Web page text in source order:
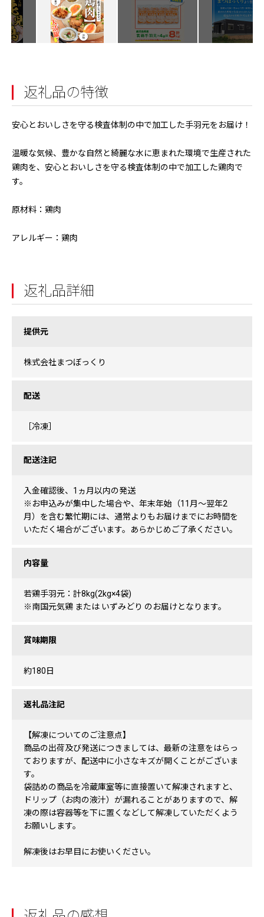
返礼品の特徴
安心とおいしさを守る検査体制の中で加工した手羽元をお届け！
温暖な気候、豊かな自然と綺麗な水に恵まれた環境で生産された
鶏肉を、安心とおいしさを守る検査体制の中で加工した鶏肉で
す。
原材料：鶏肉
アレルギー：鶏肉
返礼品詳細
提供元
株式会社まつぼっくり
配送
［冷凍］
配送注記
入金確認後、1ヵ月以内の発送
※お申込みが集中した場合や、年末年始（11月〜翌年2
月）を含む繁忙期には、通常よりもお届けまでにお時間を
いただく場合がございます。あらかじめご了承ください。
内容量
若鶏手羽元：計8kg(2kg×4袋)
※南国元気鶏 または いずみどり のお届けとなります。
賞味期限
約180日
返礼品注記
【解凍についてのご注意点】
商品の出荷及び発送につきましては、最新の注意をはらっ
ておりますが、配送中に小さなキズが開くことがございま
す。
袋詰めの商品を冷蔵庫室等に直接置いて解凍されますと、
ドリップ（お肉の液汁）が漏れることがありますので、解
凍の際は容器等を下に置くなどして解凍していただくよう
お願いします。
解凍後はお早目にお使いください。